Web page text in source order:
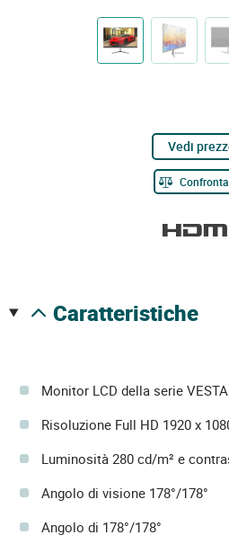
Vedi
caratteristiche
Monitor LCD della serie
Risoluzione Full HD 1920 x
Luminosità 280 cd/m² e
Angolo di visione 178°/178°
Angolo di 178°/178°